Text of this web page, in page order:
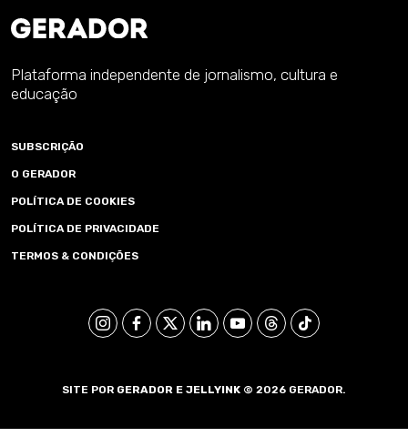
Plataforma independente de jornalismo, cultura e
educação
SUBSCRIÇÃO
O GERADOR
POLÍTICA DE COOKIES
POLÍTICA DE PRIVACIDADE
TERMOS & CONDIÇÕES
SITE POR GERADOR E JELLYINK © 2026 GERADOR.